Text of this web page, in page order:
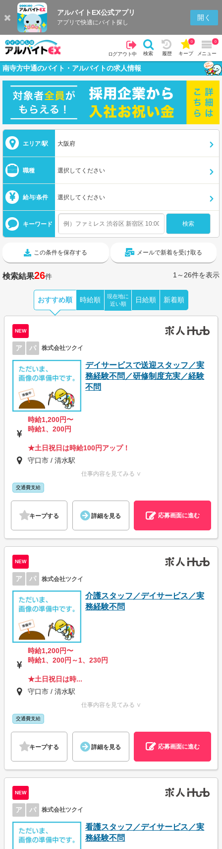
アルバイトEX公式アプリ
アプリで快適にバイト探し
開く
ログアウト中 検索 履歴 キープ
0
メニュー
0
南寺方中通のバイト・アルバイトの求人情報
エリア/駅 大阪府
職種 選択してください
給与/条件 選択してください
キーワード
この条件を保存する メールで新着を受け取る
検索結果26件 1～26件を表示
おすすめ順 時給順
現在地に
近い順
日給順 新着順
NEW
ア パ 株式会社ツクイ
デイサービスで送迎スタッフ／実
務経験不問／研修制度充実／経験
不問
時給1,200円〜
時給1、200円
★土日祝日は時給100円アップ！
守口市 / 清水駅
仕事内容を見てみる ∨
交通費支給
キープする 詳細を見る 応募画面に進む
NEW
ア パ 株式会社ツクイ
介護スタッフ／デイサービス／実
務経験不問
時給1,200円〜
時給1、200円～1、230円
★土日祝日は時...
守口市 / 清水駅
仕事内容を見てみる ∨
交通費支給
キープする 詳細を見る 応募画面に進む
NEW
ア パ 株式会社ツクイ
看護スタッフ／デイサービス／実
務経験不問